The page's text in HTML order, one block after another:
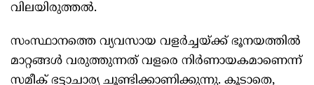
വിലയിരുത്തല്‍.
സംസ്ഥാനത്തെ വ്യവസായ വളര്‍ച്ചയ്ക്ക് ഭൂനയത്തില്‍
മാറ്റങ്ങള്‍ വരുത്തുന്നത് വളരെ നിര്‍ണായകമാണെന്ന്
സമീക് ഭട്ടാചാര്യ ചൂണ്ടിക്കാണിക്കുന്നു. കൂടാതെ,